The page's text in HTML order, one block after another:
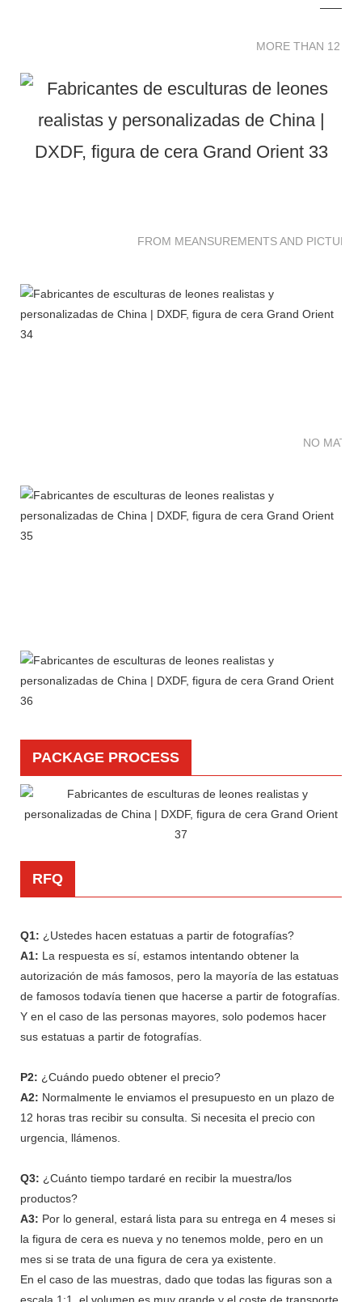
MORE THAN 12
FROM MEANSUREMENTS AND
NO
PACKAGE PROCESS
RFQ
Q1: ¿Ustedes hacen estatuas a partir de fotografías?
A1: La respuesta es sí, estamos intentando obtener la
autorización de más famosos, pero la mayoría de las estatuas
de famosos todavía tienen que hacerse a partir de fotografías.
Y en el caso de las personas mayores, solo podemos hacer
sus estatuas a partir de fotografías.
P2: ¿Cuándo puedo obtener el precio?
A2: Normalmente le enviamos el presupuesto en un plazo de
12 horas tras recibir su consulta. Si necesita el precio con
urgencia, llámenos.
Q3: ¿Cuánto tiempo tardaré en recibir la muestra/los
productos?
A3: Por lo general, estará lista para su entrega en 4 meses si
la figura de cera es nueva y no tenemos molde, pero en un
mes si se trata de una figura de cera ya existente.
En el caso de las muestras, dado que todas las figuras son a
escala 1:1, el volumen es muy grande y el coste de transporte